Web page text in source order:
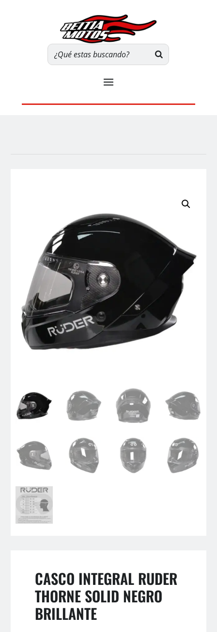
CASCO INTEGRAL RUDER
THORNE SOLID NEGRO
BRILLANTE